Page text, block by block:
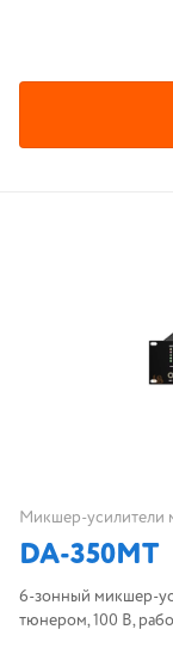
Микшер-усилители
DA-350MT
6-зонный микшер-
тюнером, 100 В,